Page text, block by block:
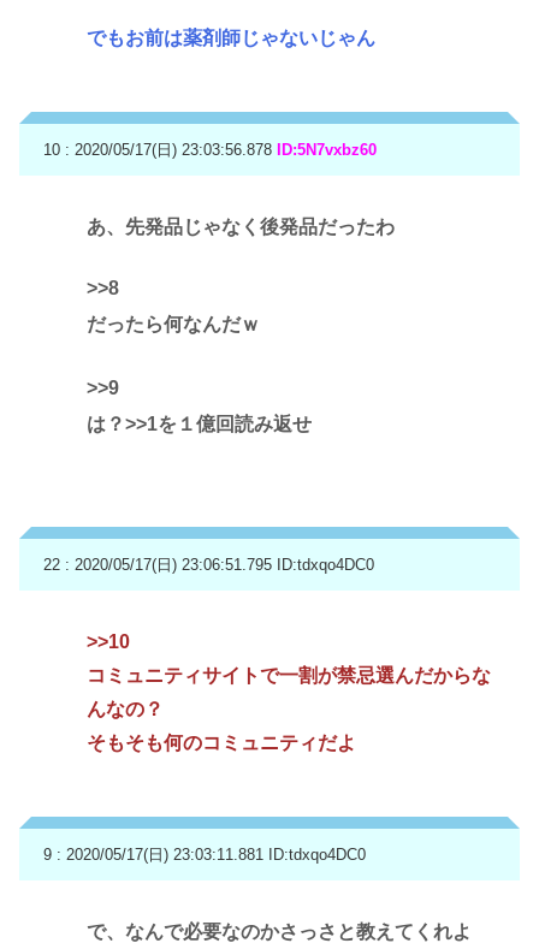
でもお前は薬剤師じゃないじゃん
10 : 2020/05/17(日) 23:03:56.878 ID:5N7vxbz60
あ、先発品じゃなく後発品だったわ
>>8
だったら何なんだｗ
>>9
は？>>1を１億回読み返せ
22 : 2020/05/17(日) 23:06:51.795 ID:tdxqo4DC0
>>10
コミュニティサイトで一割が禁忌選んだからな
んなの？
そもそも何のコミュニティだよ
9 : 2020/05/17(日) 23:03:11.881 ID:tdxqo4DC0
で、なんで必要なのかさっさと教えてくれよ